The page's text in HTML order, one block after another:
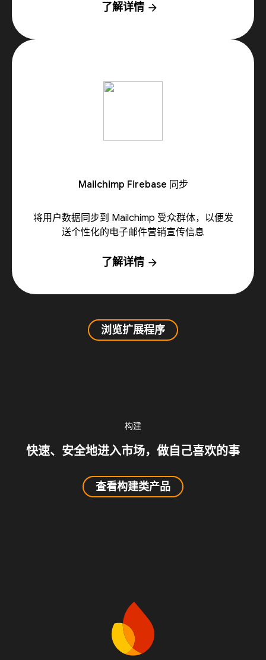
了解详情 arrow_forward
Mailchimp Firebase 同步
将用户数据同步到 Mailchimp 受众群体，以便发
送个性化的电子邮件营销宣传信息
了解详情 arrow_forward
浏览扩展程序
构建
快速、安全地进入市场，做自己喜欢的事
查看构建类产品